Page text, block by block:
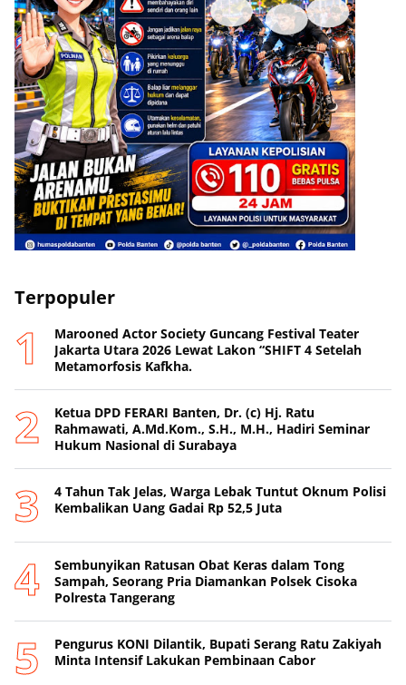
Terpopuler
Marooned Actor Society Guncang Festival Teater
Jakarta Utara 2026 Lewat Lakon “SHIFT 4 Setelah
Metamorfosis Kafkha.
Ketua DPD FERARI Banten, Dr. (c) Hj. Ratu
Rahmawati, A.Md.Kom., S.H., M.H., Hadiri Seminar
Hukum Nasional di Surabaya
4 Tahun Tak Jelas, Warga Lebak Tuntut Oknum Polisi
Kembalikan Uang Gadai Rp 52,5 Juta
Sembunyikan Ratusan Obat Keras dalam Tong
Sampah, Seorang Pria Diamankan Polsek Cisoka
Polresta Tangerang
Pengurus KONI Dilantik, Bupati Serang Ratu Zakiyah
Minta Intensif Lakukan Pembinaan Cabor